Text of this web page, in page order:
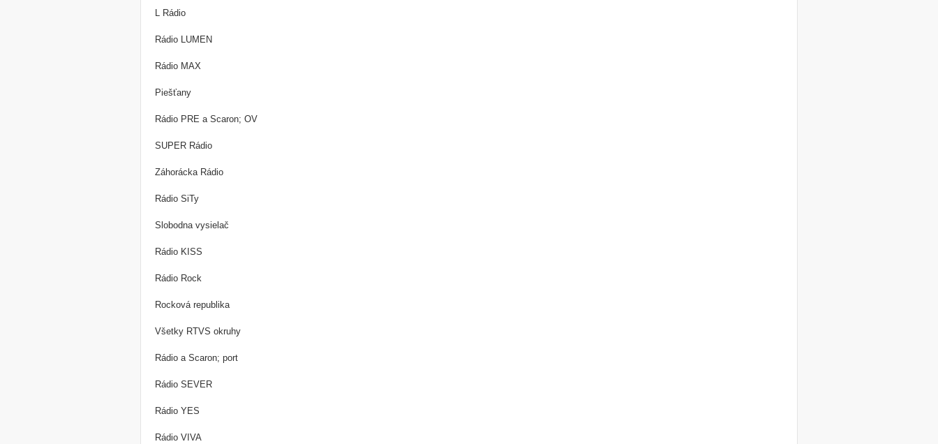
L Rádio
Rádio LUMEN
Rádio MAX
Piešťany
Rádio PRE a Scaron; OV
SUPER Rádio
Záhorácka Rádio
Rádio SiTy
Slobodna vysielač
Rádio KISS
Rádio Rock
Rocková republika
Všetky RTVS okruhy
Rádio a Scaron; port
Rádio SEVER
Rádio YES
Rádio VIVA